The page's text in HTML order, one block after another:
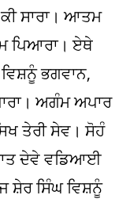
ਸਾਰਾ। ਆਤਮ
ਪਿਆਰਾ। ਏਥੇ
ਭਗਵਾਨ,
ਅਗੰਮ ਅਪਾਰ
ਤੇਰੀ ਸੇਵ। ਸੋਹੰ
ਦੇਵੇ ਵਡਿਆਈ
ਸ਼ੇਰ ਸਿੰਘ ਵਿਸ਼ਨੂੰ